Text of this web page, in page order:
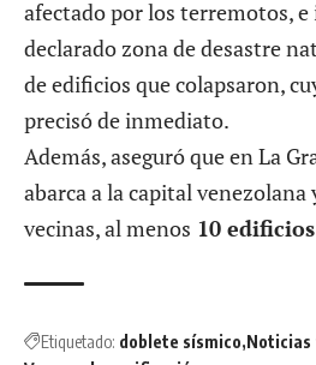
afectado por los terremotos,
declarado zona de desastre
de edificios que colapsaron,
precisó de inmediato.
Además, aseguró que en La
abarca a la capital venezolana
vecinas, al menos 10
Etiquetado: doblete sísmico Noticias